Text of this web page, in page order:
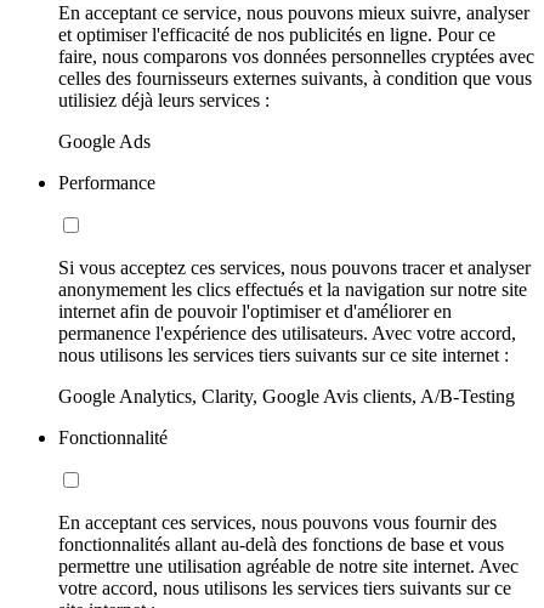
En acceptant ce service, nous pouvons mieux suivre, analyser
et optimiser l'efficacité de nos publicités en ligne. Pour ce
faire, nous comparons vos données personnelles cryptées avec
celles des fournisseurs externes suivants, à condition que vous
utilisiez déjà leurs services :
Google Ads
Performance
Si vous acceptez ces services, nous pouvons tracer et analyser
anonymement les clics effectués et la navigation sur notre site
internet afin de pouvoir l'optimiser et d'améliorer en
permanence l'expérience des utilisateurs. Avec votre accord,
nous utilisons les services tiers suivants sur ce site internet :
Google Analytics, Clarity, Google Avis clients, A/B-Testing
Fonctionnalité
En acceptant ces services, nous pouvons vous fournir des
fonctionnalités allant au-delà des fonctions de base et vous
permettre une utilisation agréable de notre site internet. Avec
votre accord, nous utilisons les services tiers suivants sur ce